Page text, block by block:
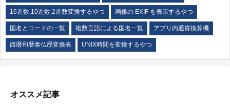
16進数,10進数,2進数変換するやつ 画像の EXIF を表示するやつ
国名とコードの一覧 複数言語による国名一覧 アプリ内通貨換算機
西暦和暦泰仏歴変換表 UNIX時間を変換するやつ
オススメ記事